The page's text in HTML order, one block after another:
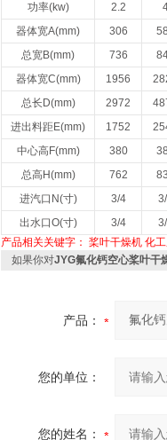
功率(kw)
2.2
器体宽A(mm)
306
总宽B(mm)
736
器体宽C(mm)
1956
总长D(mm)
2972
进出料距E(mm)
1752
中心高F(mm)
380
总高H(mm)
762
进汽口N(寸)
3/4
出水口O(寸)
3/4
产品相关关键字： 桨叶干燥机 化
如果你对JYG氟化钙空心桨叶干
产品：
您的单位：
您的姓名：